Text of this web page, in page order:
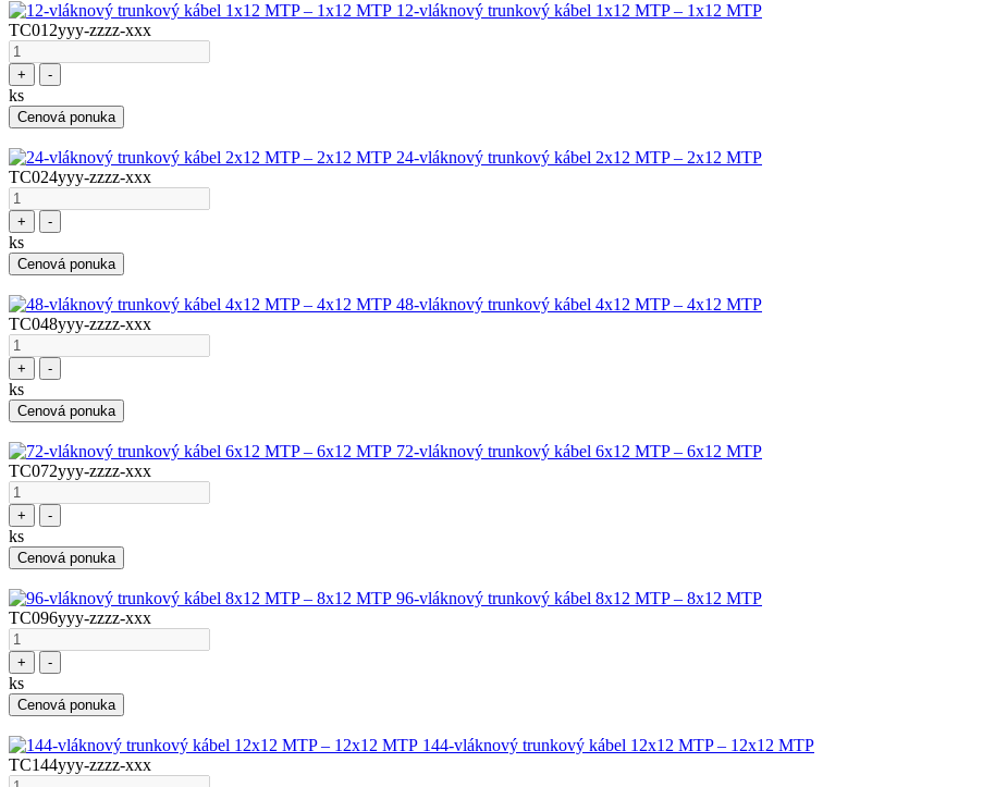
12-vláknový trunkový kábel 1x12 MTP – 1x12 MTP
TC012yyy-zzzz-xxx
+ -
ks
Cenová ponuka
24-vláknový trunkový kábel 2x12 MTP – 2x12 MTP
TC024yyy-zzzz-xxx
+ -
ks
Cenová ponuka
48-vláknový trunkový kábel 4x12 MTP – 4x12 MTP
TC048yyy-zzzz-xxx
+ -
ks
Cenová ponuka
72-vláknový trunkový kábel 6x12 MTP – 6x12 MTP
TC072yyy-zzzz-xxx
+ -
ks
Cenová ponuka
96-vláknový trunkový kábel 8x12 MTP – 8x12 MTP
TC096yyy-zzzz-xxx
+ -
ks
Cenová ponuka
144-vláknový trunkový kábel 12x12 MTP – 12x12 MTP
TC144yyy-zzzz-xxx